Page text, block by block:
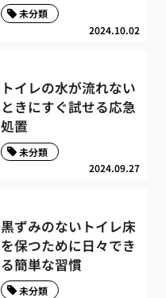
2024.10.02
未分類
トイレの水が流れない
ときにすぐ試せる応急
処置
2024.09.27
未分類
黒ずみのないトイレ床
を保つために日々でき
る簡単な習慣
未分類